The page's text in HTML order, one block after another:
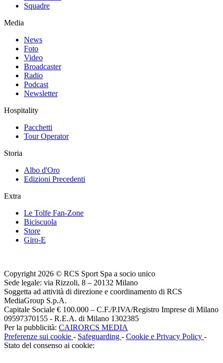
Squadre
Media
News
Foto
Video
Broadcaster
Radio
Podcast
Newsletter
Hospitality
Pacchetti
Tour Operator
Storia
Albo d'Oro
Edizioni Precedenti
Extra
Le Tolfe Fan-Zone
Biciscuola
Store
Giro-E
Copyright 2026 © RCS Sport Spa a socio unico
Sede legale: via Rizzoli, 8 – 20132 Milano
Soggetta ad attività di direzione e coordinamento di RCS
MediaGroup S.p.A.
Capitale Sociale € 100.000 – C.F./P.IVA/Registro Imprese di Milano
09597370155 - R.E.A. di Milano 1302385
Per la pubblicità: CAIRORCS MEDIA
Preferenze sui cookie - Safeguarding - Cookie e Privacy Policy -
Stato del consenso ai cookie: